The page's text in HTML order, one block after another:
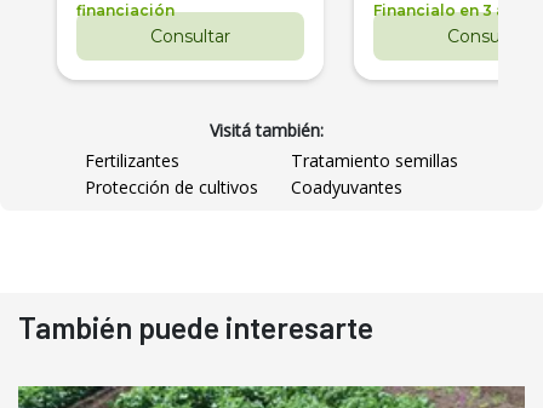
financiación
Consultar
Financialo en 3 años
Consultar
Visitá también:
Fertilizantes
Tratamiento semillas
Protección de cultivos
Coadyuvantes
También puede interesarte